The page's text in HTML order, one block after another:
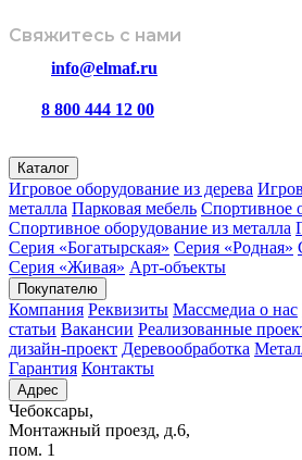
Свяжитесь с нами
info@elmaf.ru
8 800 444 12 00
Каталог
Игровое оборудование из дерева
металла Парковая мебель Спортивное
Спортивное оборудование из металла
Серия «Богатырская» Серия «Родная»
Серия «Живая» Арт-объекты
Покупателю
Компания Реквизиты Массмедиа о нас
статьи Вакансии Реализованные
дизайн-проект Деревообработка
Гарантия Контакты
Адрес
Чебоксары,
Монтажный проезд, д.6,
пом. 1